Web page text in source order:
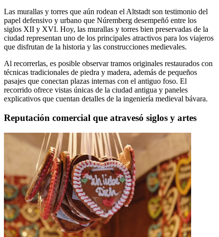
Las murallas y torres que aún rodean el Altstadt son testimonio del
papel defensivo y urbano que Núremberg desempeñó entre los
siglos XII y XVI. Hoy, las murallas y torres bien preservadas de la
ciudad representan uno de los principales atractivos para los viajeros
que disfrutan de la historia y las construcciones medievales.
Al recorrerlas, es posible observar tramos originales restaurados con
técnicas tradicionales de piedra y madera, además de pequeños
pasajes que conectan plazas internas con el antiguo foso. El
recorrido ofrece vistas únicas de la ciudad antigua y paneles
explicativos que cuentan detalles de la ingeniería medieval bávara.
Reputación comercial que atravesó siglos y artes